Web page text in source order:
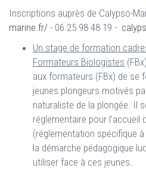
Inscriptions auprès de Calypso-
marine.fr/ - 06 25 98 48 19 -
Un stage de formation
Formateurs Biologistes
aux formateurs (FBx) de se
jeunes plongeurs motivés
naturaliste de la plongée. Il
réglementaire pour l’accueil
(réglementation spécifique à
la démarche pédagogique
utiliser face à ces jeunes.